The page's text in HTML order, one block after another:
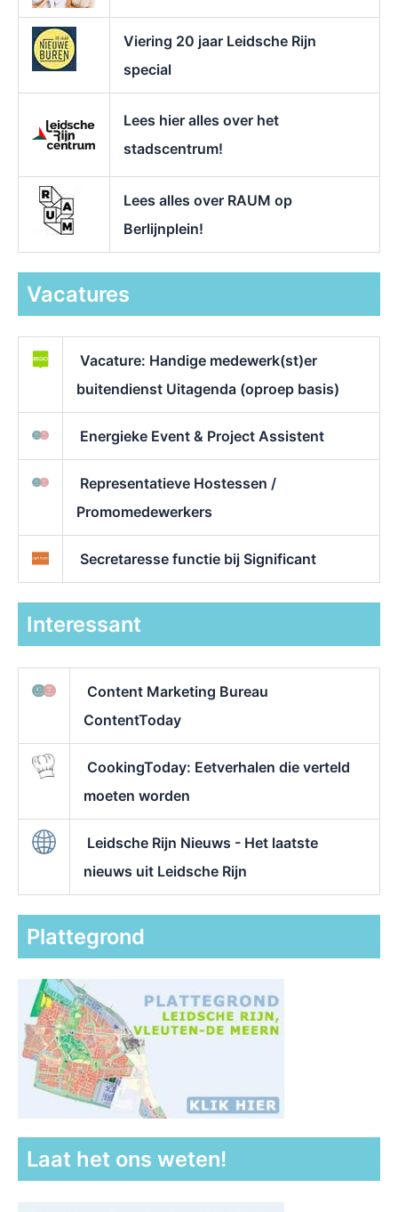
Viering 20 jaar Leidsche Rijn
special
Lees hier alles over het
stadscentrum!
Lees alles over RAUM op
Berlijnplein!
Vacatures
Vacature: Handige medewerk(st)er
buitendienst Uitagenda (oproep basis)
Energieke Event & Project Assistent
Representatieve Hostessen /
Promomedewerkers
Secretaresse functie bij Significant
Interessant
Content Marketing Bureau
ContentToday
CookingToday: Eetverhalen die verteld
moeten worden
Leidsche Rijn Nieuws - Het laatste
nieuws uit Leidsche Rijn
Plattegrond
Laat het ons weten!